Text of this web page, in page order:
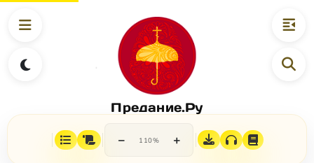
Предание.Ру
− 110% +